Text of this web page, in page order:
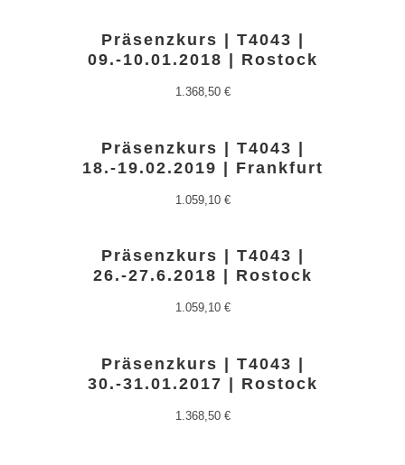
Präsenzkurs | T4043 |
09.-10.01.2018 | Rostock
1.368,50 €
Präsenzkurs | T4043 |
18.-19.02.2019 | Frankfurt
1.059,10 €
Präsenzkurs | T4043 |
26.-27.6.2018 | Rostock
1.059,10 €
Präsenzkurs | T4043 |
30.-31.01.2017 | Rostock
1.368,50 €